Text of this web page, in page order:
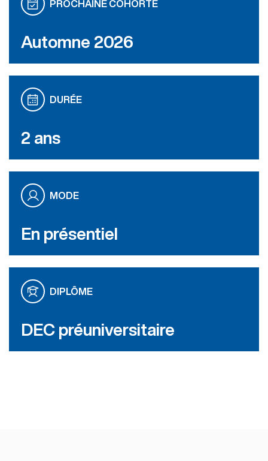
PROCHAINE COHORTE
Automne 2026
DURÉE
2 ans
MODE
En présentiel
DIPLÔME
DEC préuniversitaire